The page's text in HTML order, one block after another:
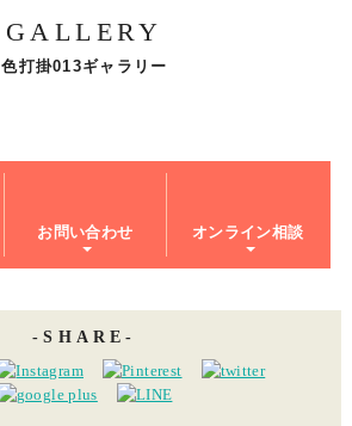
GALLERY
色打掛013ギャラリー
お問い合わせ オンライン相談
SHARE